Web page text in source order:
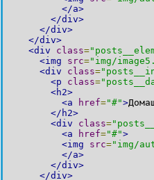
</a>
</div>
</div>
</div>
<div
class=
<img
src="img/
<div
class=
<p
class=
<h2>
<a
href="#">
</h2>
<div
class=
<a
href="#">
<img
src="img/
</a>
</div>
</div>